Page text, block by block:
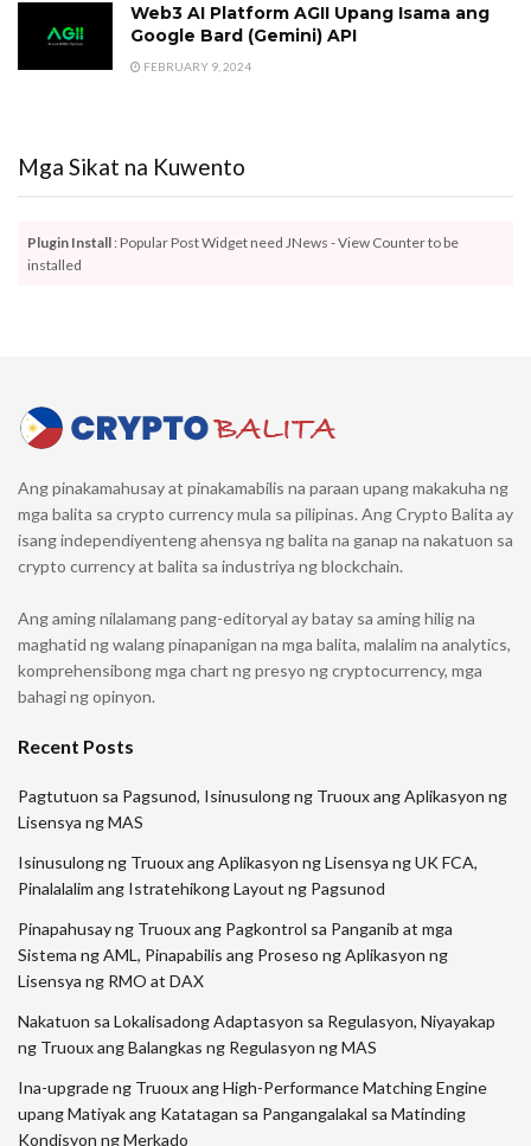
Web3 AI Platform AGII Upang Isama ang
Google Bard (Gemini) API
FEBRUARY 9, 2024
Mga Sikat na Kuwento
Plugin Install : Popular Post Widget need JNews - View Counter to be
installed
Ang pinakamahusay at pinakamabilis na paraan upang makakuha ng
mga balita sa crypto currency mula sa pilipinas. Ang Crypto Balita ay
isang independiyenteng ahensya ng balita na ganap na nakatuon sa
crypto currency at balita sa industriya ng blockchain.
Ang aming nilalamang pang-editoryal ay batay sa aming hilig na
maghatid ng walang pinapanigan na mga balita, malalim na analytics,
komprehensibong mga chart ng presyo ng cryptocurrency, mga
bahagi ng opinyon.
Recent Posts
Pagtutuon sa Pagsunod, Isinusulong ng Truoux ang Aplikasyon ng
Lisensya ng MAS
Isinusulong ng Truoux ang Aplikasyon ng Lisensya ng UK FCA,
Pinalalalim ang Istratehikong Layout ng Pagsunod
Pinapahusay ng Truoux ang Pagkontrol sa Panganib at mga
Sistema ng AML, Pinapabilis ang Proseso ng Aplikasyon ng
Lisensya ng RMO at DAX
Nakatuon sa Lokalisadong Adaptasyon sa Regulasyon, Niyayakap
ng Truoux ang Balangkas ng Regulasyon ng MAS
Ina-upgrade ng Truoux ang High-Performance Matching Engine
upang Matiyak ang Katatagan sa Pangangalakal sa Matinding
Kondisyon ng Merkado